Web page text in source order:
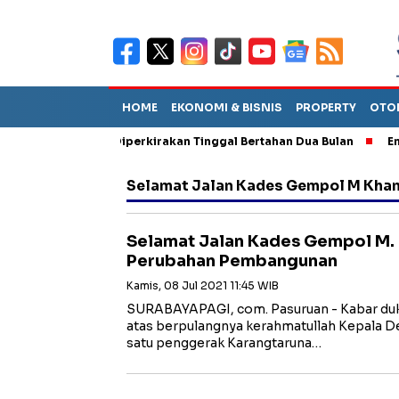
HOME EKONOMI & BISNIS PROPERTY
Sebut TPA Diperkirakan Tinggal Bertahan Dua Bulan
Selamat Jalan Kades Gempol M
Selamat Jalan Kades Gempol
Perubahan Pembangunan
Kamis, 08 Jul 2021 11:45 WIB
SURABAYAPAGI, com. Pasuruan - Kabar
atas berpulangnya kerahmatullah Kepala
satu penggerak Karangtaruna…